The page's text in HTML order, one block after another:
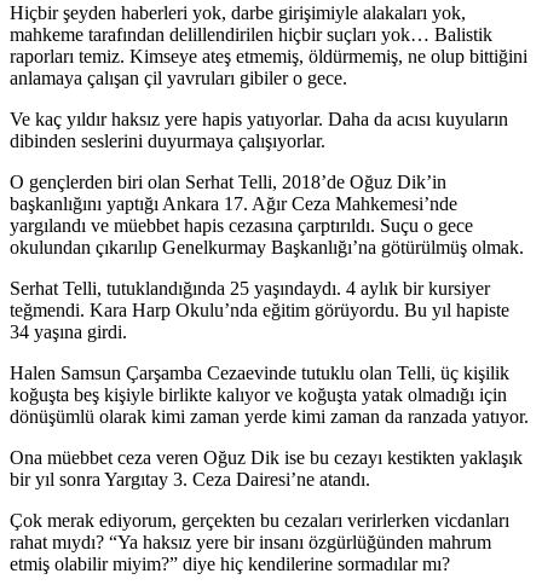
Hiçbir şeyden haberleri yok, darbe girişimiyle alakaları yok,
mahkeme tarafından delillendirilen hiçbir suçları yok… Balistik
raporları temiz. Kimseye ateş etmemiş, öldürmemiş, ne olup bittiğini
anlamaya çalışan çil yavruları gibiler o gece.
Ve kaç yıldır haksız yere hapis yatıyorlar. Daha da acısı kuyuların
dibinden seslerini duyurmaya çalışıyorlar.
O gençlerden biri olan Serhat Telli, 2018’de Oğuz Dik’in
başkanlığını yaptığı Ankara 17. Ağır Ceza Mahkemesi’nde
yargılandı ve müebbet hapis cezasına çarptırıldı. Suçu o gece
okulundan çıkarılıp Genelkurmay Başkanlığı’na götürülmüş olmak.
Serhat Telli, tutuklandığında 25 yaşındaydı. 4 aylık bir kursiyer
teğmendi. Kara Harp Okulu’nda eğitim görüyordu. Bu yıl hapiste
34 yaşına girdi.
Halen Samsun Çarşamba Cezaevinde tutuklu olan Telli, üç kişilik
koğuşta beş kişiyle birlikte kalıyor ve koğuşta yatak olmadığı için
dönüşümlü olarak kimi zaman yerde kimi zaman da ranzada yatıyor.
Ona müebbet ceza veren Oğuz Dik ise bu cezayı kestikten yaklaşık
bir yıl sonra Yargıtay 3. Ceza Dairesi’ne atandı.
Çok merak ediyorum, gerçekten bu cezaları verirlerken vicdanları
rahat mıydı? “Ya haksız yere bir insanı özgürlüğünden mahrum
etmiş olabilir miyim?” diye hiç kendilerine sormadılar mı?